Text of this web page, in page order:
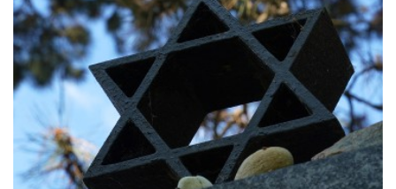
Založit nový účet